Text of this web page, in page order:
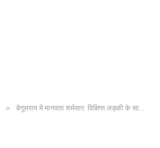
» बेगूसराय में मानवता शर्मसार: विक्षिप्त लड़की के साथ मकई खेत में गैंगरेप, तीन आरोपी गिरफ्तार